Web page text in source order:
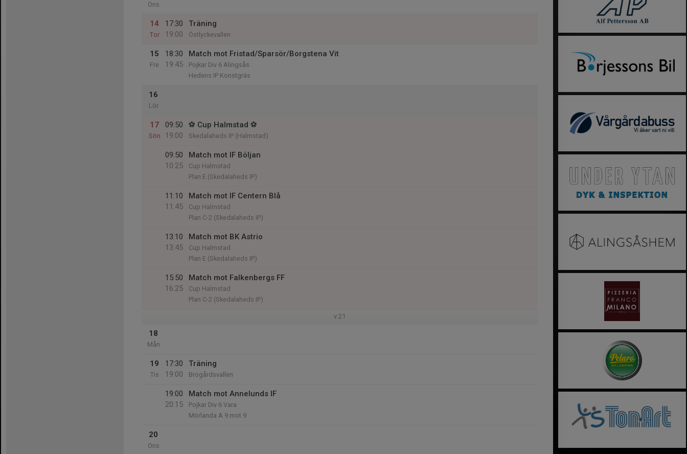
Ons
14
Tor
17:30
19:00
Träning
Östlyckevallen
15
Fre
18:30
19:45
Match mot Fristad/Sparsör/Borgstena Vit
Pojkar Div 6 Alingsås
Hedens IP Konstgräs
16
Lör
17
Sön
09:50
19:00
⚽️ Cup Halmstad ⚽️
Skedalaheds IP (Halmstad)
09:50
10:25
Match mot IF Böljan
Cup Halmstad
Plan E (Skedalaheds IP)
11:10
11:45
Match mot IF Centern Blå
Cup Halmstad
Plan C-2 (Skedalaheds IP)
13:10
13:45
Match mot BK Astrio
Cup Halmstad
Plan E (Skedalaheds IP)
15:50
16:25
Match mot Falkenbergs FF
Cup Halmstad
Plan C-2 (Skedalaheds IP)
v.21
18
Mån
19
Tis
17:30
19:00
Träning
Brogårdsvallen
19:00
20:15
Match mot Annelunds IF
Pojkar Div 6 Vara
Mörlanda A 9 mot 9
20
Ons